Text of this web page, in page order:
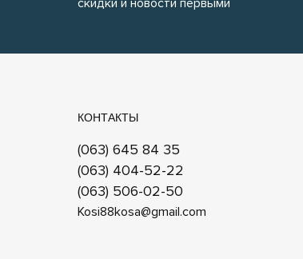
скидки и новости первыми
КОНТАКТЫ
(063) 645 84 35
(063) 404-52-22
(063) 506-02-50
Kosi88kosa@gmail.com